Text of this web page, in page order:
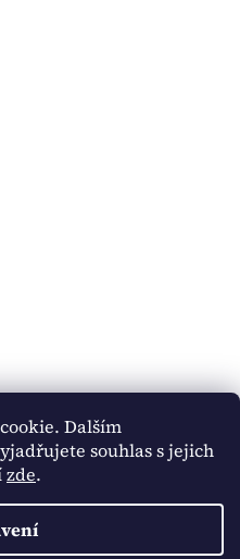
Dalším
souhlas s jejich
zde.
Shoptet